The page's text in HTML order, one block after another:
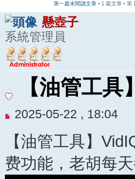
第一篇未閱讀文章• 1 篇文章 • 第
懸壺子
系統管理員
【油管工具
未
讀
文
章
2025-05-22 , 18:04
【油管工具】
费功能，老胡每天